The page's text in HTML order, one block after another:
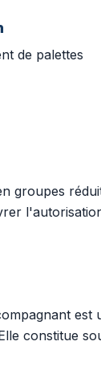
de palettes
groupes
constitue